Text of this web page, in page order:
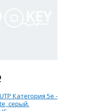
Категория 5е -
серый.